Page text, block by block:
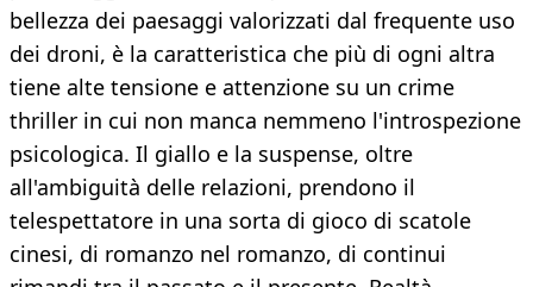
bellezza dei paesaggi valorizzati dal frequente uso
dei droni, è la caratteristica che più di ogni altra
tiene alte tensione e attenzione su un crime
thriller in cui non manca nemmeno l'introspezione
psicologica. Il giallo e la suspense, oltre
all'ambiguità delle relazioni, prendono il
telespettatore in una sorta di gioco di scatole
cinesi, di romanzo nel romanzo, di continui